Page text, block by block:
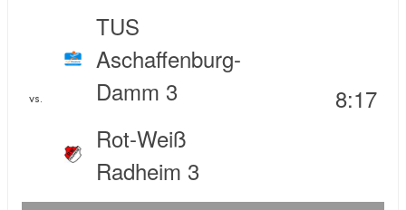
vs.
TUS
Aschaffenburg-
Damm 3
Rot-Weiß
Radheim 3
8:17